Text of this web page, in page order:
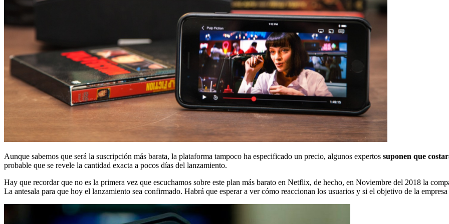
Aunque sabemos que será la suscripción más barata, la plataforma tampoco ha especificado un precio, algunos expertos suponen que
probable que se revele la cantidad exacta a pocos días del lanzamiento.
Hay que recordar que no es la primera vez que escuchamos sobre este plan más barato en Netflix, de hecho, en Noviembre del 2018 la
La antesala para que hoy el lanzamiento sea confirmado. Habrá que esperar a ver cómo reaccionan los usuarios y si el objetivo de la